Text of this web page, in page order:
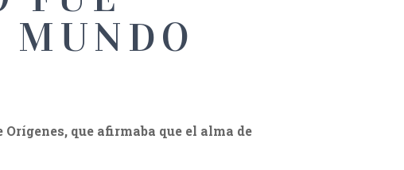
MUNDO
que afirmaba que el alma de